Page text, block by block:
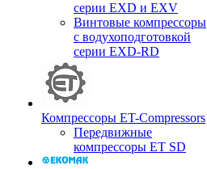
серии EXD и EXV
Винтовые компрессоры
с водухоподготовкой
серии EXD-RD
Компрессоры ET-Compressors
Передвижные
компрессоры ET SD